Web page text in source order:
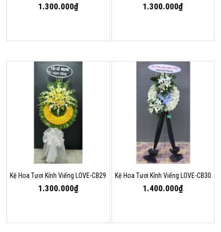
1.300.000₫ 1.300.000₫
Kệ Hoa Tươi Kính Viếng LOVE-CB29
1.300.000₫
Kệ Hoa Tươi Kính Viếng LOVE-CB30
1.400.000₫